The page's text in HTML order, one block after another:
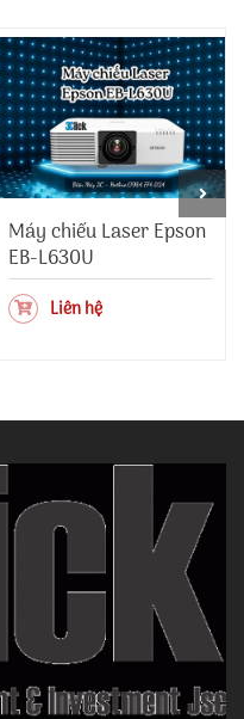
Máy chiếu Laser Epson
EB-L630U
Liên hệ